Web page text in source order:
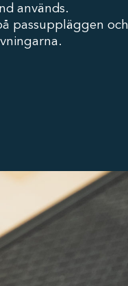
används.
passuppläggen och